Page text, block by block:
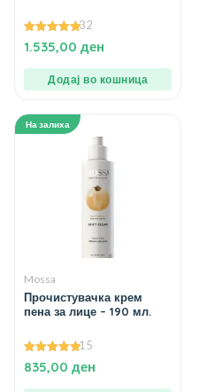
5.00
од 5
32
1.535,00 ден
Додај во кошница
На залиха
Mossa
Прочистувачка крем
пена за лице – 190 мл.
4.93
од 5
15
835,00 ден